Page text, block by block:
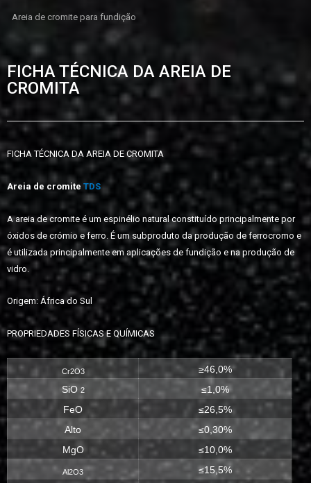
Areia de cromite para fundição
FICHA TÉCNICA DA AREIA DE
CROMITA
FICHA TÉCNICA DA AREIA DE CROMITA
Areia de cromite TDS
A areia de cromite é um espinélio natural constituído principalmente por
óxidos de crómio e ferro. É um subproduto da produção de ferrocromo e
é utilizada principalmente em aplicações de fundição e na produção de
vidro.
Origem: África do Sul
PROPRIEDADES FÍSICAS E QUÍMICAS
Cr2O3
≥46,0%
SiO 2
≤1,0%
FeO
≤26,5%
Alto
≤0,30%
MgO
≤10,0%
Al2O3
≤15,5%